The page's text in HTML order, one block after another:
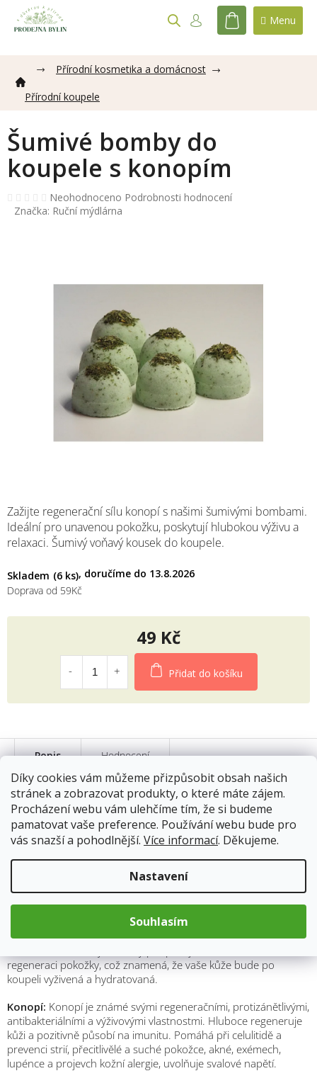
Díky cookies vám můžeme přizpůsobit obsah našich
stránek a zobrazovat produkty, o které máte zájem.
Procházení webu vám ulehčíme tím, že si budeme
pamatovat vaše preference. Používání webu bude pro
vás snazší a pohodlnější. Více informací. Děkujeme.
Nastavení
Souhlasím
obsah
NÁKUPNÍ
Přírodní kosmetika a domácnost
Přírodní koupele
Šumivé bomby do
koupele s konopím
Průměrné
hodnocení
Neohodnoceno Podrobnosti hodnocení
Značka: Ruční mýdlárna
Skladem (6 ks) 13.8.2026
Zažijte regenerační sílu konopí s našimi šumivými bombami.
Ideální pro unavenou pokožku, poskytují hlubokou výživu a
relaxaci. Šumivý voňavý kousek do koupele.
Doprava od 59Kč
49 Kč
Měrná
cena:
Přidat do košíku
Popis Hodnocení
Šumivé bomby do koupele s konopím a
avokádovým olejem
pokožku a poskytne jí potřebnou péči. Tyto šumivé bomby do
koupele s konopím a avokádovým olejem vám nabídnou právě
takový zážitek.
Tento olej je ideální pro velmi suchou, citlivou
a unavenou pokožku. Je bohatý na vitamíny A, E, D, lecitin a
regeneraci pokožky, což znamená, že vaše kůže bude po
koupeli vyživená a hydratovaná.
Konopí: Konopí je známé svými regeneračními, protizánětlivými,
antibakteriálními a výživovými vlastnostmi. Hluboce regeneruje
kůži a pozitivně působí na imunitu. Pomáhá při celulitidě a
prevenci strií, přecitlivělé a suché pokožce, akné, exémech,
lupénce a projevch kožní alergie, uvolňuje svalové napětí.